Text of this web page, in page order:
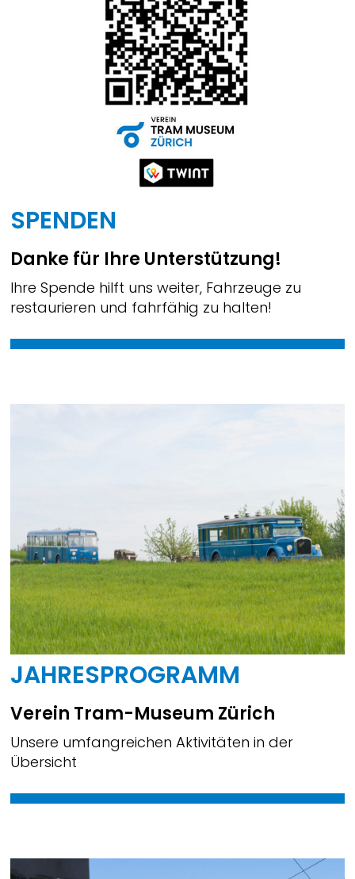
SPENDEN
Danke für Ihre Unterstützung!
Ihre Spende hilft uns weiter, Fahrzeuge zu
restaurieren und fahrfähig zu halten!
JAHRESPROGRAMM
Verein Tram-Museum Zürich
Unsere umfangreichen Aktivitäten in der
Übersicht